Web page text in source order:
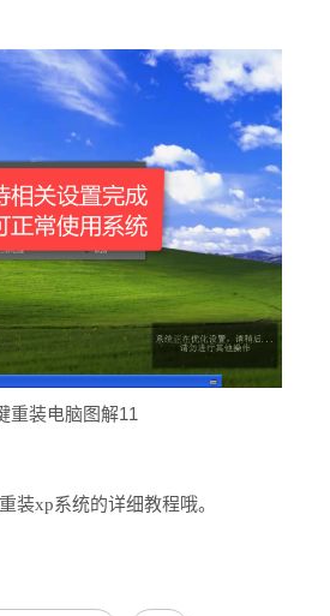
重装电脑图解11
xp系统的详细教程哦。